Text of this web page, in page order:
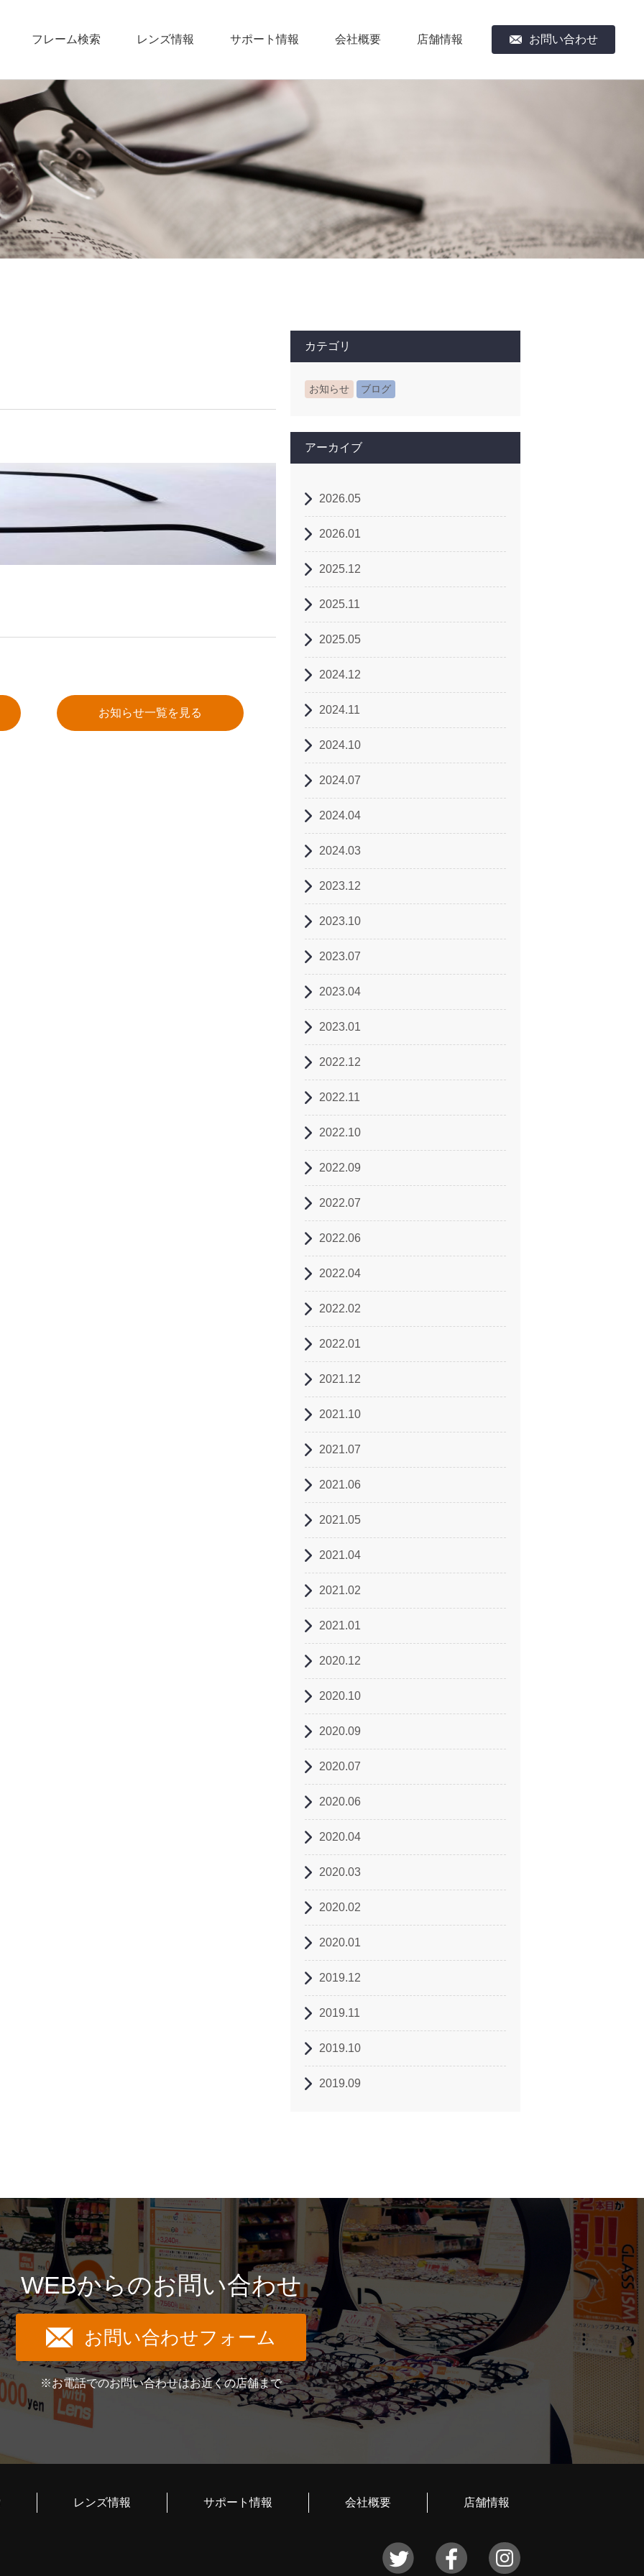
フレーム検索 レンズ情報 サポート情報 会社概要 店舗情報 お問い合わせ
お知らせ一覧を見る
カテゴリ
お知らせ ブログ
アーカイブ
2026.05
2026.01
2025.12
2025.11
2025.05
2024.12
2024.11
2024.10
2024.07
2024.04
2024.03
2023.12
2023.10
2023.07
2023.04
2023.01
2022.12
2022.11
2022.10
2022.09
2022.07
2022.06
2022.04
2022.02
2022.01
2021.12
2021.10
2021.07
2021.06
2021.05
2021.04
2021.02
2021.01
2020.12
2020.10
2020.09
2020.07
2020.06
2020.04
2020.03
2020.02
2020.01
2019.12
2019.11
2019.10
2019.09
WEBからのお問い合わせ
お問い合わせフォーム
※お電話でのお問い合わせはお近くの店舗まで
レンズ情報 サポート情報 会社概要 店舗情報